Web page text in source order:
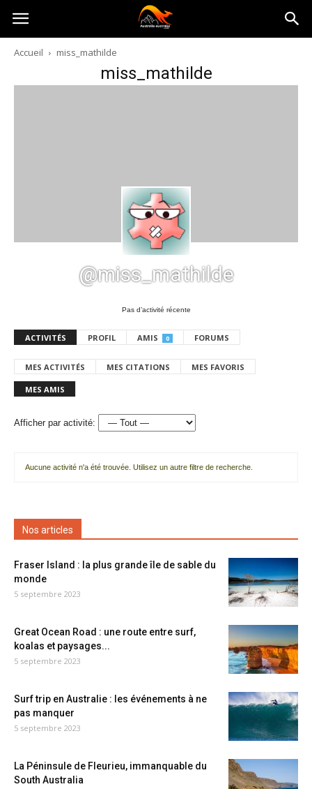
Australia-
australie.com
Accueil miss_mathilde
miss_mathilde
@miss_mathilde
Pas d’activité récente
ACTIVITÉS PROFIL AMIS 0 FORUMS
MES ACTIVITÉS MES CITATIONS MES FAVORIS
MES AMIS
Afficher par activité:
Aucune activité n'a été trouvée. Utilisez un autre filtre de recherche.
Nos articles
Fraser Island : la plus grande île de sable du
monde
5 septembre 2023
Great Ocean Road : une route entre surf,
koalas et paysages...
5 septembre 2023
Surf trip en Australie : les événements à ne
pas manquer
5 septembre 2023
La Péninsule de Fleurieu, immanquable du
South Australia